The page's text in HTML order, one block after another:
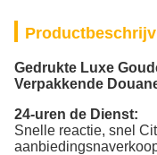
Gedrukte Luxe
Verpakkende
24-uren de Dienst:
Snelle reactie, snel